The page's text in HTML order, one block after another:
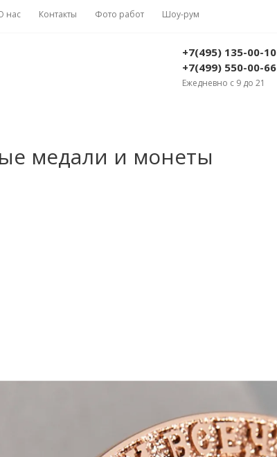
нас Контакты Фото работ Шоу-рум
+7(495) 135-00-10
+7(499) 550-00-66
Ежедневно с 9 до 21
медали и монеты